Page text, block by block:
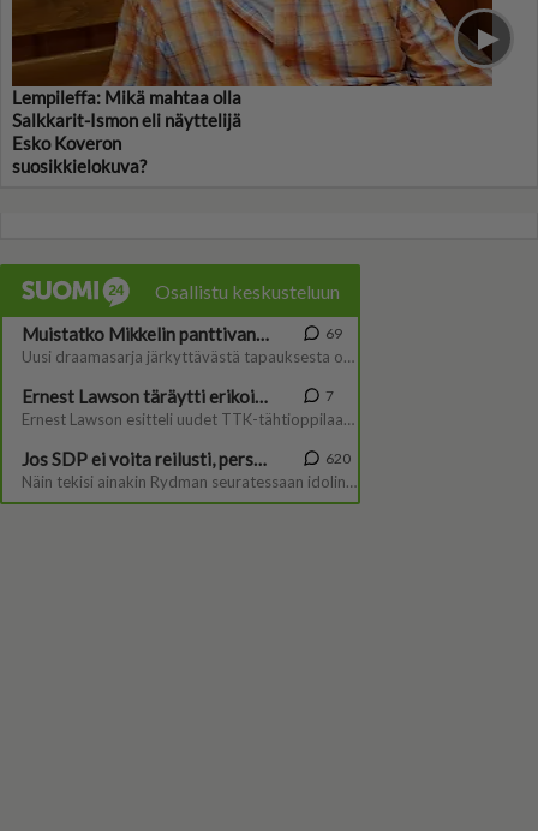
Lempileffa: Mikä mahtaa olla
Salkkarit-Ismon eli näyttelijä
Esko Koveron
suosikkielokuva?